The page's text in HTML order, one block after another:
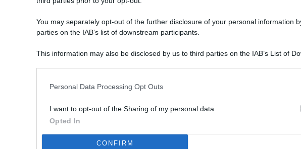
You may separately opt-out of the further disclosure of your personal information
parties on the IAB’s list of downstream participants.
This information may also be disclosed by us to third parties on the IAB’s List of
Personal Data Processing Opt Outs
I want to opt-out of the Sharing of my personal data.
Opted In
CONFIRM